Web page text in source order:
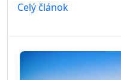
Celý článok